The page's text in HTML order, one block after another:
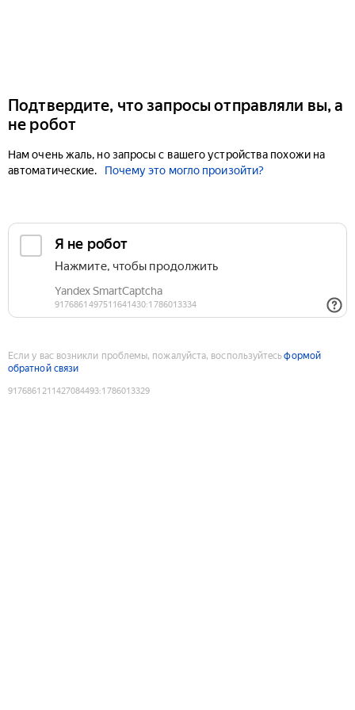
Подтвердите, что запросы отправляли вы, а
не робот
Нам очень жаль, но запросы с вашего устройства похожи на
автоматические.
Почему это могло произойти?
Если у вас возникли проблемы, пожалуйста, воспользуйтесьформой
обратной связи
9176861211427084493:1786013329